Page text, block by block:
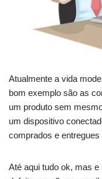
Atualmente a vida
bom exemplo são as
um produto sem
um dispositivo
comprados e
Até aqui tudo ok, mas